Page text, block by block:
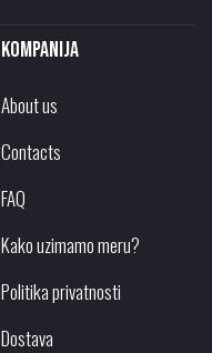
Kompanija
About us
Contacts
FAQ
Kako uzimamo meru?
Politika privatnosti
Dostava